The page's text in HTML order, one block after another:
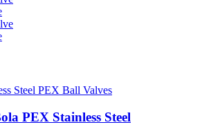
PEX Stainless Steel